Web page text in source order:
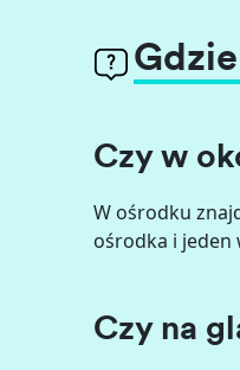
Czy w
W ośrodku
ośrodka i jeden
Czy na